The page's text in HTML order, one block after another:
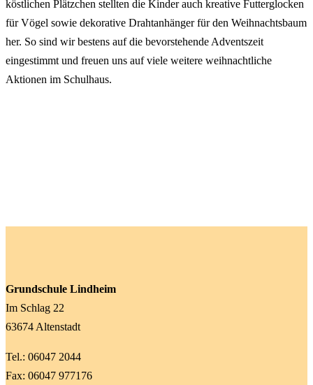
köstlichen Plätzchen stellten die Kinder auch kreative Futterglocken
für Vögel sowie dekorative Drahtanhänger für den Weihnachtsbaum
her. So sind wir bestens auf die bevorstehende Adventszeit
eingestimmt und freuen uns auf viele weitere weihnachtliche
Aktionen im Schulhaus.
Grundschule Lindheim
Im Schlag 22
63674 Altenstadt
Tel.: 06047 2044
Fax: 06047 977176